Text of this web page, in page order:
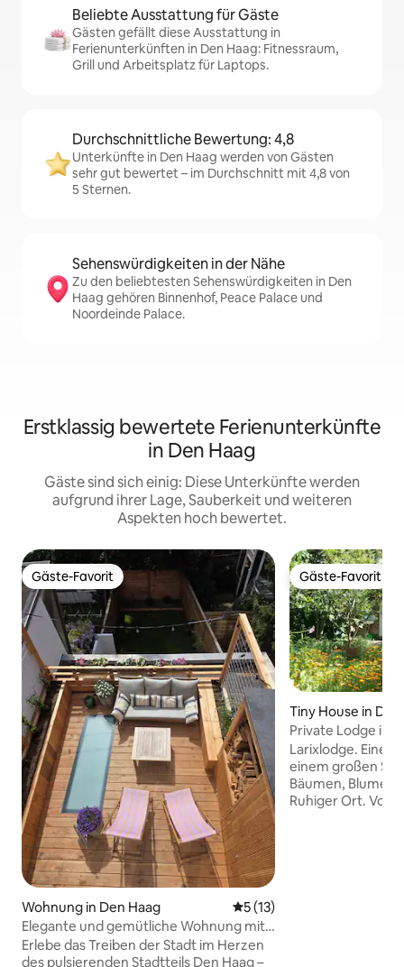
Beliebte Ausstattung für Gäste
Gästen gefällt diese Ausstattung in
Ferienunterkünften in Den Haag: Fitnessraum,
Grill und Arbeitsplatz für Laptops.
Durchschnittliche Bewertung: 4,8
Unterkünfte in Den Haag werden von Gästen
sehr gut bewertet – im Durchschnitt mit 4,8 von
5 Sternen.
Sehenswürdigkeiten in der Nähe
Zu den beliebtesten Sehenswürdigkeiten in Den
Haag gehören Binnenhof, Peace Palace und
Noordeinde Palace.
Erstklassig bewertete Ferienunterkünfte
in Den Haag
Gäste sind sich einig: Diese Unterkünfte werden
aufgrund ihrer Lage, Sauberkeit und weiteren
Aspekten hoch bewertet.
Gäste-Favorit
Gäste-Favorit
Wohnung in Den Haag Durchschnittliche
5 (13)
Elegante und gemütliche Wohnung mit
sonniger Terrasse
Erlebe das Treiben der Stadt im Herzen
des pulsierenden Stadtteils Den Haag –
Gäste-Favorit
Gäste-Favorit
Tiny House in
Private Lodge in
nahe dem
Larixlodge. Eine
einem großen
Bäumen,
Ruhiger Ort. Voll